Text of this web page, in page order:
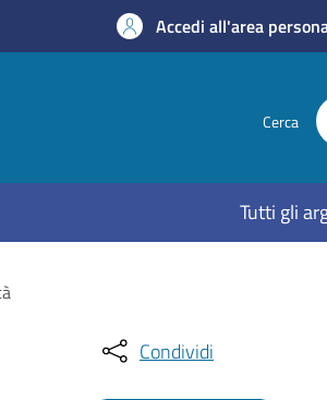
Accedi all'area
Cerca
Tutti gli
Condividi